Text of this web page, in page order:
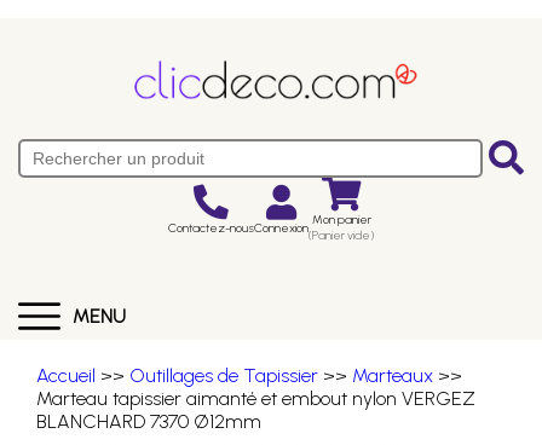
Contactez-nousConnexion Mon panier
(Panier vide)
MENU
Accueil >> Outillages de Tapissier >> Marteaux >>
Marteau tapissier aimanté et embout nylon VERGEZ
BLANCHARD 7370 Ø12mm